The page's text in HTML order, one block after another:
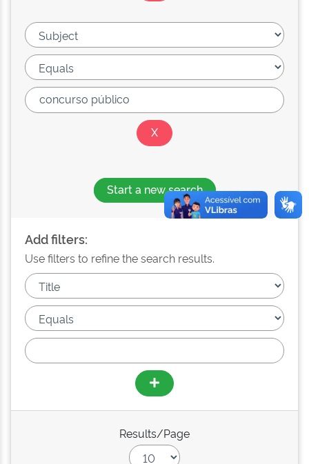
Start a new search
Add filters:
Use filters to refine the search results.
Results/Page